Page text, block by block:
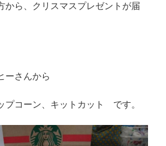
から、クリスマスプレゼントが届
ーさんから
プコーン、キットカット です。